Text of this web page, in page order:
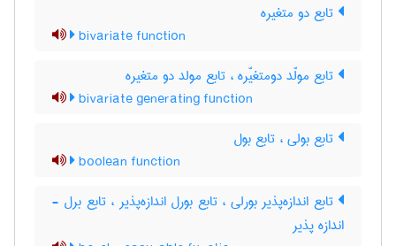
تابع دو متغیره
bivariate function
تابع مولّد دومتغیّره ، تابع مولد دو متغیره
bivariate generating function
تابع بولی ، تابع بول
boolean function
تابع اندازه‌پذیر بورلی ، تابع بورل اندازه‌پذیر ، تابع برل -
اندازه پذیر